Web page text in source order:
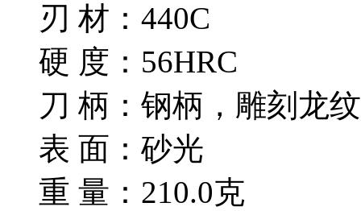
刃 材：440C
硬 度：56HRC
刀 柄：钢柄，雕刻龙
表 面：砂光
重 量：210.0克